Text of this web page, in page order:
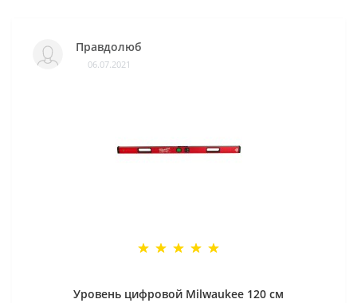
Правдолюб
06.07.2021
Уровень цифровой Milwaukee 120 см